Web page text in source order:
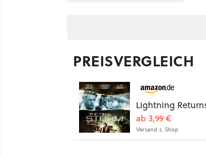
PREISVERGLEICH
Lightning
ab 3,99 €
Versand s. Shop